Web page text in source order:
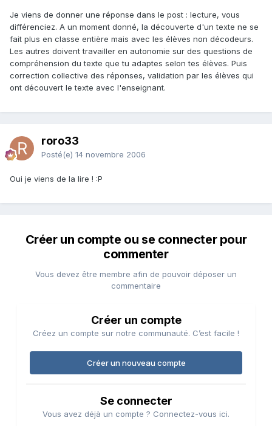
Je viens de donner une réponse dans le post : lecture, vous
différenciez. A un moment donné, la découverte d'un texte ne se
fait plus en classe entière mais avec les élèves non décodeurs.
Les autres doivent travailler en autonomie sur des questions de
compréhension du texte que tu adaptes selon tes élèves. Puis
correction collective des réponses, validation par les élèves qui
ont découvert le texte avec l'enseignant.
roro33
Posté(e) 14 novembre 2006
Oui je viens de la lire ! :P
Créer un compte ou se connecter pour
commenter
Vous devez être membre afin de pouvoir déposer un
commentaire
Créer un compte
Créez un compte sur notre communauté. C’est facile !
Créer un nouveau compte
Se connecter
Vous avez déjà un compte ? Connectez-vous ici.